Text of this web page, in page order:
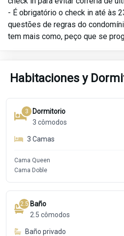
- É obrigatório o check in até às
questões de regras do
Habitaciones y
3
Dormitorio
3 cômodos
3 Camas
Cama Queen
Cama Doble
2.5 Baño
2.5 cômodos
Baño privado